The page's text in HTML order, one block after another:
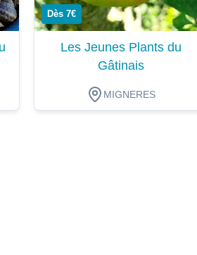
Dès 7€
Les Jeunes Plants du
Gâtinais
MIGNERES